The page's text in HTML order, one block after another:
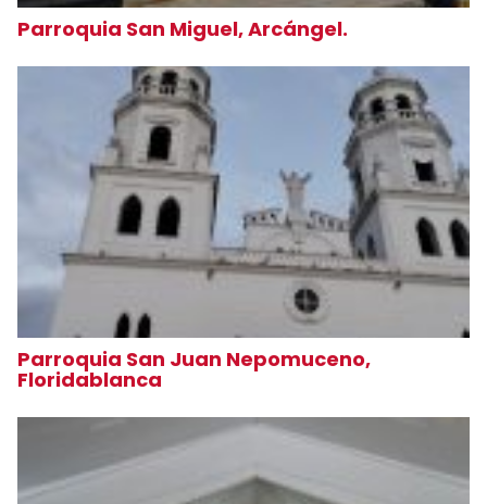
Parroquia San Miguel, Arcángel.
Parroquia San Juan Nepomuceno,
Floridablanca